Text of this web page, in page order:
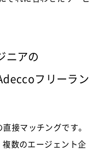
ニアの
フリーラン
接マッチングです。
数のエージェント企